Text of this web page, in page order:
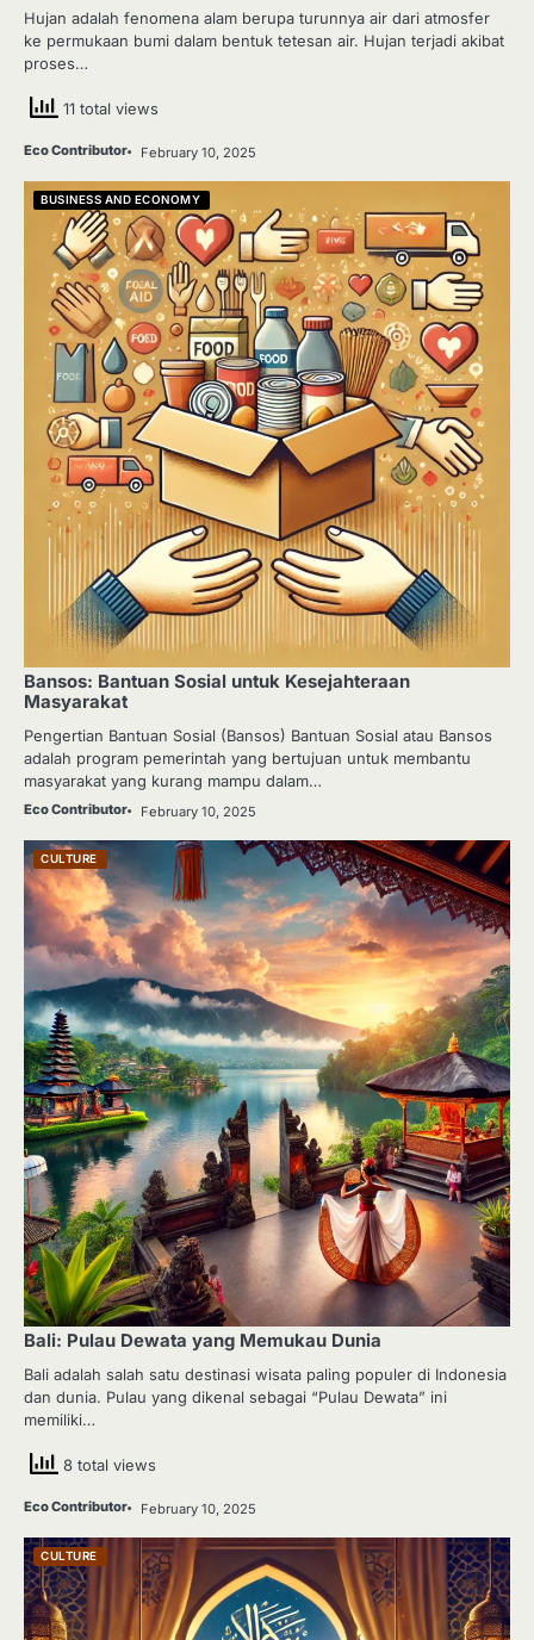
Hujan adalah fenomena alam berupa turunnya air dari atmosfer
ke permukaan bumi dalam bentuk tetesan air. Hujan terjadi akibat
proses…
11 total views
Eco Contributor February 10, 2025
BUSINESS AND ECONOMY
Bansos: Bantuan Sosial untuk Kesejahteraan
Masyarakat
Pengertian Bantuan Sosial (Bansos) Bantuan Sosial atau Bansos
adalah program pemerintah yang bertujuan untuk membantu
masyarakat yang kurang mampu dalam…
Eco Contributor February 10, 2025
CULTURE
Bali: Pulau Dewata yang Memukau Dunia
Bali adalah salah satu destinasi wisata paling populer di Indonesia
dan dunia. Pulau yang dikenal sebagai “Pulau Dewata” ini
memiliki…
8 total views
Eco Contributor February 10, 2025
CULTURE